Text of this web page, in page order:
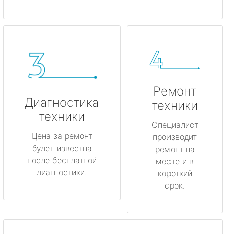
Диагностика
техники
Цена за ремонт
будет известна
после бесплатной
диагностики.
Ремонт
техники
Специалист
производит
ремонт на
месте и в
короткий
срок.